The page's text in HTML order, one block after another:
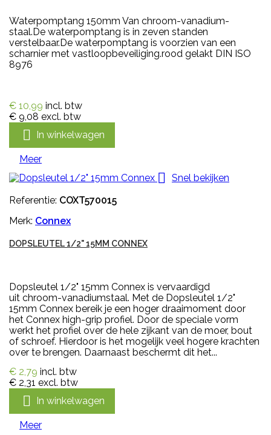
Waterpomptang 150mm Van chroom-vanadium-
staal.De waterpomptang is in zeven standen
verstelbaar.De waterpomptang is voorzien van een
scharnier met vastloopbeveiliging.rood gelakt DIN ISO
8976
€ 10,99 incl. btw
€ 9,08 excl. btw
 In winkelwagen
Meer

Snel bekijken
Referentie: COXT570015
Merk: Connex
DOPSLEUTEL 1/2" 15MM CONNEX
Dopsleutel 1/2" 15mm Connex is vervaardigd
uit chroom-vanadiumstaal. Met de Dopsleutel 1/2"
15mm Connex bereik je een hoger draaimoment door
het Connex high-grip profiel. Door de speciale vorm
werkt het profiel over de hele zijkant van de moer, bout
of schroef. Hierdoor is het mogelijk veel hogere krachten
over te brengen. Daarnaast beschermt dit het...
€ 2,79 incl. btw
€ 2,31 excl. btw
 In winkelwagen
Meer